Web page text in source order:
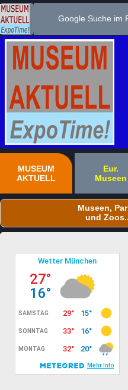
Google Suche im
MUSEUM
AKTUELL
Eur.
Museen
Museen,
und Zoos..